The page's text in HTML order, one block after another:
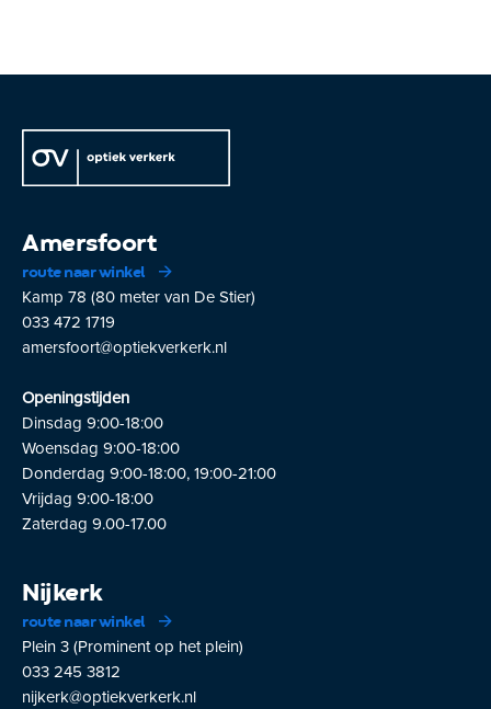
Amersfoort
route naar winkel
Kamp 78 (80 meter van De Stier)
033 472 1719
amersfoort@optiekverkerk.nl
Openingstijden
Dinsdag 9:00-18:00
Woensdag 9:00-18:00
Donderdag 9:00-18:00, 19:00-21:00
Vrijdag 9:00-18:00
Zaterdag 9.00-17.00
Nijkerk
route naar winkel
Plein 3 (Prominent op het plein)
033 245 3812
nijkerk@optiekverkerk.nl